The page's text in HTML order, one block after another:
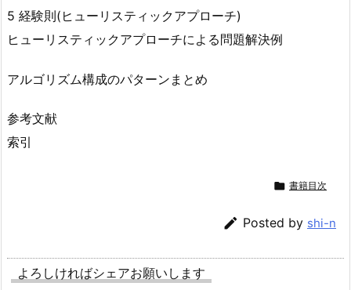
5 経験則(ヒューリスティックアプローチ)
ヒューリスティックアプローチによる問題解決例
アルゴリズム構成のパターンまとめ
参考文献
索引
 書籍目次
 Posted by shi-n
よろしければシェアお願いします